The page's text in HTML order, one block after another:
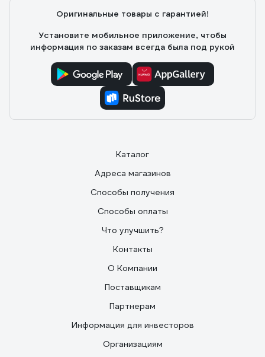
Оригинальные товары с гарантией!
Установите мобильное приложение, чтобы
информация по заказам всегда была под рукой
Каталог
Адреса магазинов
Способы получения
Способы оплаты
Что улучшить?
Контакты
О Компании
Поставщикам
Партнерам
Информация для инвесторов
Организациям